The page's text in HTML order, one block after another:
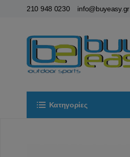
210 948 0230 info@buyeasy.gr
Κατηγορίες